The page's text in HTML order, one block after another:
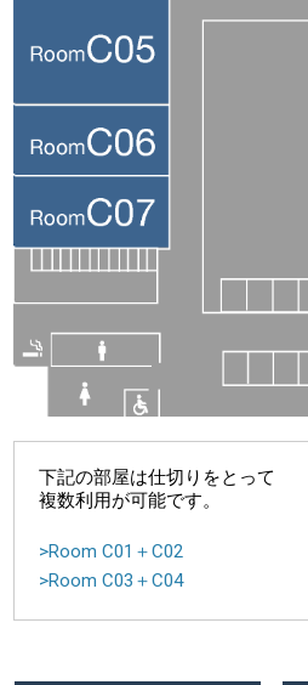
下記の部屋は仕切りをとって
複数利用が可能です。
>Room C01＋C02
>Room C03＋C04